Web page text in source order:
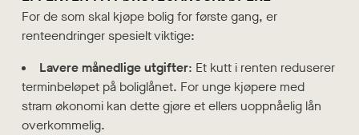
For de som skal kjøpe bolig for første gang, er
renteendringer spesielt viktige:
Lavere månedlige utgifter: Et kutt i renten reduserer
terminbeløpet på boliglånet. For unge kjøpere med
stram økonomi kan dette gjøre et ellers uoppnåelig lån
overkommelig.